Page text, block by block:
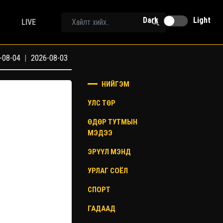
LIVE Dark Light
08-04 | 2026-08-03
НИЙГЭМ
УЛС ТӨР
ӨДӨР ТУТМЫН
МЭДЭЭ
ЭРҮҮЛ МЭНД
УРЛАГ СОЁЛ
СПОРТ
ГАДААД